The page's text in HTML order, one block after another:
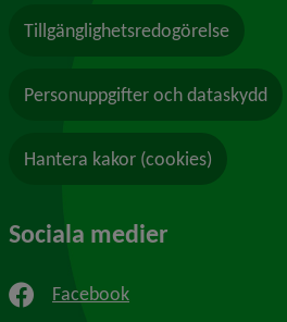
Tillgänglighetsredogörelse
Personuppgifter och dataskydd
Hantera kakor (cookies)
Sociala medier
Facebook